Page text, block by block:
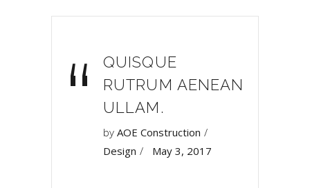
“
QUISQUE
RUTRUM AENEAN
ULLAM.
by AOE Construction
Design
May 3, 2017